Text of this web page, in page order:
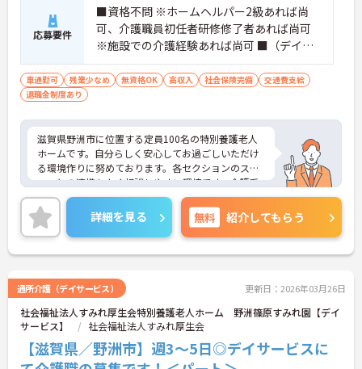
応募要件
■資格不問 ※ホームヘルパー2級あれば尚
可、介護職員初任者研修修了者あれば尚可
※施設での介護経験あれば尚可 ■（デイサ
ービスの場合）普通自動車運転免許 必須 AT
限定可
車通勤可 残業少なめ 無資格OK 高収入 社会保険完備
交通費支給
退職金制度あり
滋賀県野洲市に位置する定員100名の特別養護老人
ホームです。自分らしく安心してお過ごしいただけ
る環境作りに努めております。各セクションのスタ
ッフとの連携もよく相談しやすい環境です。介護系
の資格がない方もチャレンジいただけます。ご興味
のある方には、面接対策ポイントなど、さらに詳細
をお話しいたしますのでお気軽にご相談ください！
詳細を見る 無料 紹介してもらう
通所介護（デイサービス） 更新日：2026年03月26日
社会福祉法人すみれ厚生会特別養護老人ホーム 野洲篠原すみれ園【デイ
サービス】
社会福祉法人すみれ厚生会
【滋賀県／野洲市】週3～5日◎デイサービスに